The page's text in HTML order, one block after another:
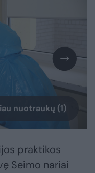
nuotraukų (1)
praktikos
Seimo nariai